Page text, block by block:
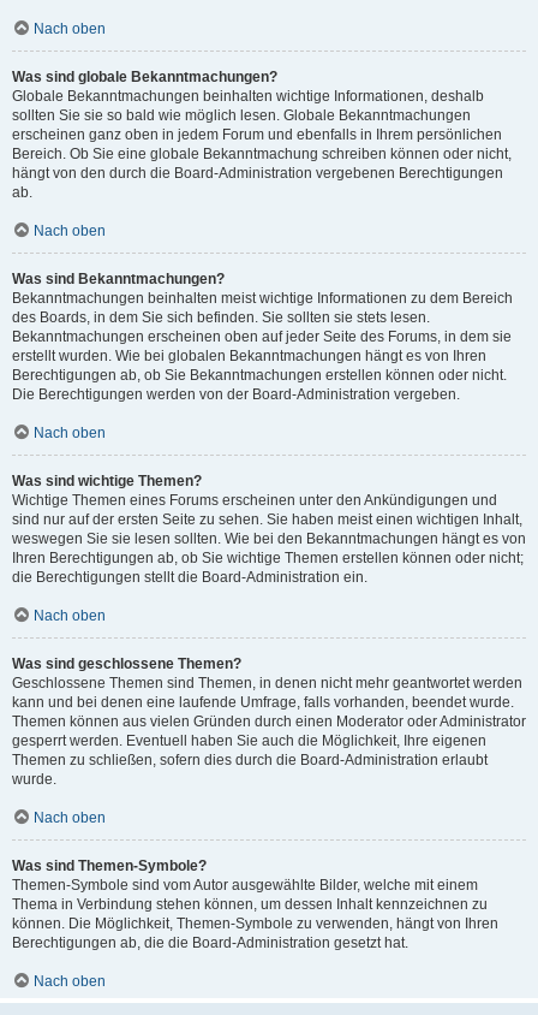
Nach oben
Was sind globale Bekanntmachungen?
Globale Bekanntmachungen beinhalten wichtige Informationen, deshalb
sollten Sie sie so bald wie möglich lesen. Globale Bekanntmachungen
erscheinen ganz oben in jedem Forum und ebenfalls in Ihrem persönlichen
Bereich. Ob Sie eine globale Bekanntmachung schreiben können oder nicht,
hängt von den durch die Board-Administration vergebenen Berechtigungen
ab.
Nach oben
Was sind Bekanntmachungen?
Bekanntmachungen beinhalten meist wichtige Informationen zu dem Bereich
des Boards, in dem Sie sich befinden. Sie sollten sie stets lesen.
Bekanntmachungen erscheinen oben auf jeder Seite des Forums, in dem sie
erstellt wurden. Wie bei globalen Bekanntmachungen hängt es von Ihren
Berechtigungen ab, ob Sie Bekanntmachungen erstellen können oder nicht.
Die Berechtigungen werden von der Board-Administration vergeben.
Nach oben
Was sind wichtige Themen?
Wichtige Themen eines Forums erscheinen unter den Ankündigungen und
sind nur auf der ersten Seite zu sehen. Sie haben meist einen wichtigen Inhalt,
weswegen Sie sie lesen sollten. Wie bei den Bekanntmachungen hängt es von
Ihren Berechtigungen ab, ob Sie wichtige Themen erstellen können oder nicht;
die Berechtigungen stellt die Board-Administration ein.
Nach oben
Was sind geschlossene Themen?
Geschlossene Themen sind Themen, in denen nicht mehr geantwortet werden
kann und bei denen eine laufende Umfrage, falls vorhanden, beendet wurde.
Themen können aus vielen Gründen durch einen Moderator oder Administrator
gesperrt werden. Eventuell haben Sie auch die Möglichkeit, Ihre eigenen
Themen zu schließen, sofern dies durch die Board-Administration erlaubt
wurde.
Nach oben
Was sind Themen-Symbole?
Themen-Symbole sind vom Autor ausgewählte Bilder, welche mit einem
Thema in Verbindung stehen können, um dessen Inhalt kennzeichnen zu
können. Die Möglichkeit, Themen-Symbole zu verwenden, hängt von Ihren
Berechtigungen ab, die die Board-Administration gesetzt hat.
Nach oben